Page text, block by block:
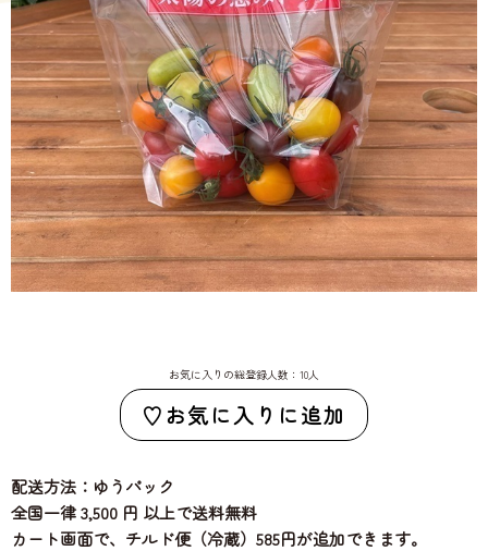
お気に入りの総登録人数：10人
お気に入りに追加
配送方法：ゆうパック
全国一律 3,500 円 以上で送料無料
カート画面で、チルド便（冷蔵）585円が追加できます。